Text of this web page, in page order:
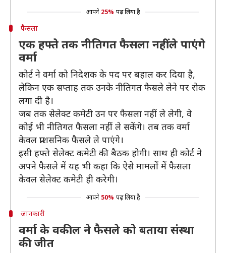
आपने 25% पढ़ लिया है
फैसला
एक हफ्ते तक नीतिगत फैसला नहीं ले पाएंगे
वर्मा
कोर्ट ने वर्मा को निदेशक के पद पर बहाल कर दिया है,
लेकिन एक सप्ताह तक उनके नीतिगत फैसले लेने पर रोक
लगा दी है।
जब तक सेलेक्ट कमेटी उन पर फैसला नहीं ले लेगी, वे
कोई भी नीतिगत फैसला नहीं ले सकेंगे। तब तक वर्मा
केवल प्राशसनिक फैसले ले पाएंगे।
इसी हफ्ते सेलेक्ट कमेटी की बैठक होगी। साथ ही कोर्ट ने
अपने फैसले में यह भी कहा कि ऐसे मामलों में फैसला
केवल सेलेक्ट कमेटी ही करेगी।
आपने 50% पढ़ लिया है
जानकारी
वर्मा के वकील ने फैसले को बताया संस्था
की जीत